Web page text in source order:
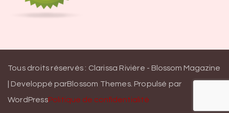
Tous droits réservés : Clarissa Rivière - Blossom Magazine
| Developpé parBlossom Themes. Propulsé par
WordPressPolitique de confidentialité